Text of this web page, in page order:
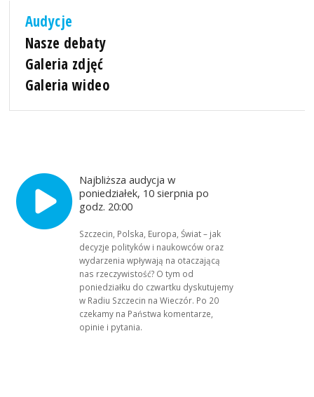
Audycje
Nasze debaty
Galeria zdjęć
Galeria wideo
Najbliższa audycja w
poniedziałek, 10 sierpnia po
godz. 20:00
Szczecin, Polska, Europa, Świat – jak
decyzje polityków i naukowców oraz
wydarzenia wpływają na otaczającą
nas rzeczywistość? O tym od
poniedziałku do czwartku dyskutujemy
w Radiu Szczecin na Wieczór. Po 20
czekamy na Państwa komentarze,
opinie i pytania.